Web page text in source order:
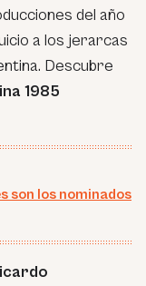
del año
a los jerarcas
Descubre
1985
son los nominados